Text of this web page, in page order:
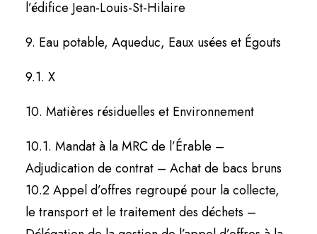
l’édifice Jean-Louis-St-Hilaire
9. Eau potable, Aqueduc, Eaux usées et Égouts
9.1. X
10. Matières résiduelles et Environnement
10.1. Mandat à la MRC de l’Érable –
Adjudication de contrat – Achat de bacs bruns
10.2 Appel d’offres regroupé pour la collecte,
le transport et le traitement des déchets –